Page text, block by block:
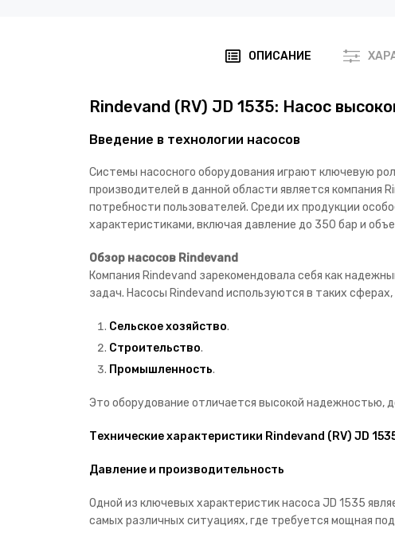
ОПИСАНИЕ
Rindevand (RV) JD 1535: Насос
Введение в технологии насосов
Системы насосного оборудования играют ключевую
производителей в данной области является компания
потребности пользователей. Среди их продукции
характеристиками, включая давление до 350 бар и
Обзор насосов Rindevand
Компания Rindevand зарекомендовала себя как
задач. Насосы Rindevand используются в таких сферах,
Сельское хозяйство.
Строительство.
Промышленность.
Это оборудование отличается высокой надежностью,
Технические характеристики Rindevand (RV) JD
Давление и производительность
Одной из ключевых характеристик насоса JD 1535
самых различных ситуациях, где требуется мощная